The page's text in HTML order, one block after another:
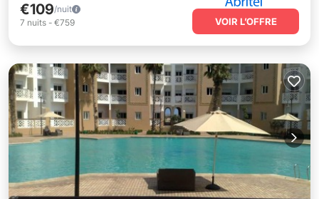
€109/nuit
7 nuits - €759 VOIR L’OFFRE